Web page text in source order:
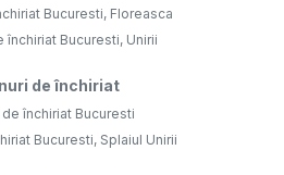
Bucuresti, Floreasca
închiriat Bucuresti, Unirii
de închiriat
închiriat Bucuresti
Bucuresti, Splaiul Unirii